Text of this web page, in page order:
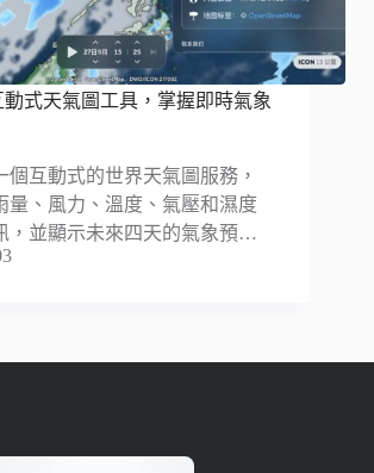
動式天氣圖工具，掌握即時氣象
個互動式的世界天氣圖服務，
量、風力、溫度、氣壓和濕度
，並顯示未來四天的氣象預…